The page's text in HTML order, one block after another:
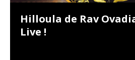
Hilloula de Rav
Live !